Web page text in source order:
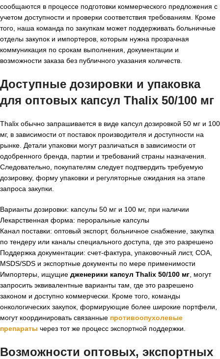
сообщаются в процессе подготовки коммерческого предложения с
учетом доступности и проверки соответствия требованиям. Кроме
того, наша команда по закупкам может поддерживать больничные
отделы закупок и импортеров, которым нужна прозрачная
коммуникация по срокам выполнения, документации и
возможности заказа без публичного указания количеств.
Доступные дозировки и упаковка
для оптовых капсул Thalix 50/100 мг
Thalix обычно запрашивается в виде капсул дозировкой 50 мг и 100
мг, в зависимости от поставок производителя и доступности на
рынке. Детали упаковки могут различаться в зависимости от
одобренного бренда, партии и требований страны назначения.
Следовательно, покупателям следует подтвердить требуемую
дозировку, форму упаковки и регуляторные ожидания на этапе
запроса закупки.
Варианты дозировки: капсулы 50 мг и 100 мг, при наличии
Лекарственная форма: пероральные капсулы
Канал поставки: оптовый экспорт, больничное снабжение, закупка
по тендеру или каналы специального доступа, где это разрешено
Поддержка документации: счет-фактура, упаковочный лист, COA,
MSDS/SDS и экспортные документы по мере применимости
Импортеры, ищущие дженерики капсул Thalix 50/100 мг , могут
запросить эквивалентные варианты там, где это разрешено
законом и доступно коммерчески. Кроме того, команды
онкологических закупок, формирующие более широкие портфели,
могут координировать связанные противоопухолевые
препараты через тот же процесс экспортной поддержки.
Возможности оптовых, экспортных